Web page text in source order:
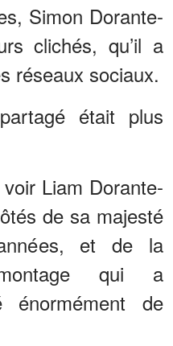
Simon Dorante-
clichés, qu’il a
réseaux sociaux.
était plus
Liam Dorante-
de sa majesté
et de la
qui a
énormément de